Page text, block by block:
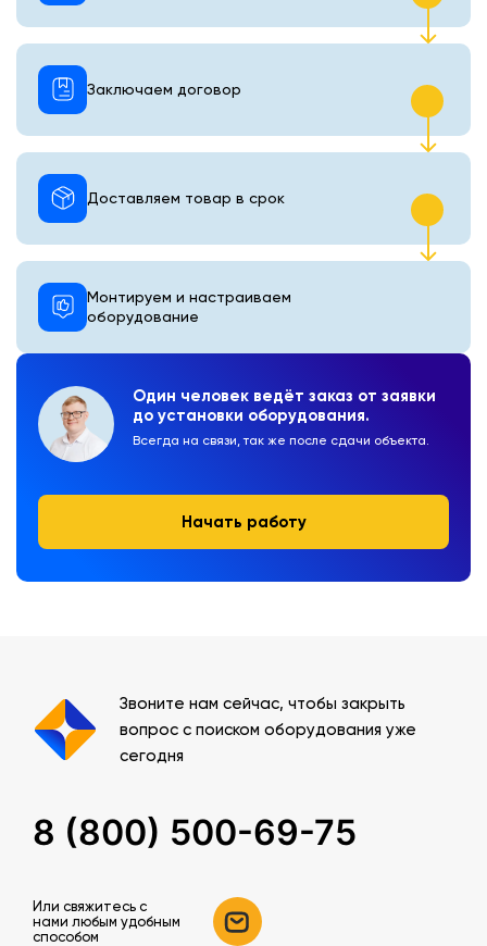
Один человек ведёт заказ от заявки
до установки оборудования.
Всегда на связи, так же после сдачи объекта.
Начать работу
Монтируем и настраиваем
оборудование
Доставляем товар в срок
Заключаем договор
Звоните нам сейчас, чтобы закрыть
вопрос с поиском оборудования уже
сегодня
8 (800) 500-69-75
Или свяжитесь c
нами любым удобным
способом